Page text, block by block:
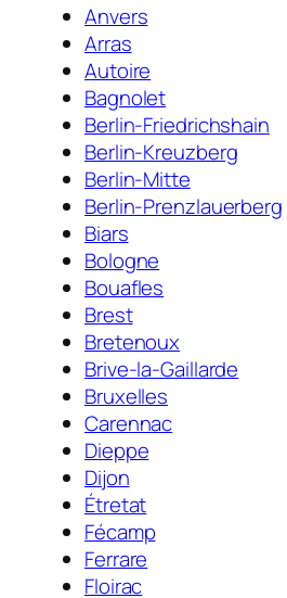
Anvers
Arras
Autoire
Bagnolet
Berlin-Friedrichshain
Berlin-Kreuzberg
Berlin-Mitte
Berlin-Prenzlauerberg
Biars
Bologne
Bouafles
Brest
Bretenoux
Brive-la-Gaillarde
Bruxelles
Carennac
Dieppe
Dijon
Étretat
Fécamp
Ferrare
Floirac